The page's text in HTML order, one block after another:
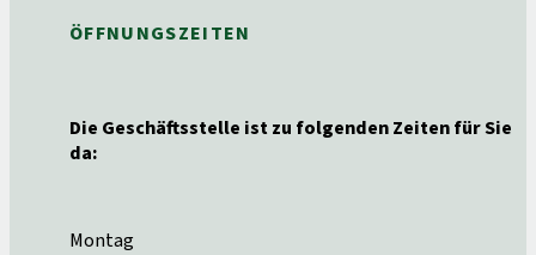
ÖFFNUNGSZEITEN
Die Geschäftsstelle ist zu folgenden Zeiten für Sie
da:
Montag